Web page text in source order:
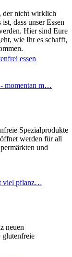
der nicht wirklich
dass unser Essen
Hier sind Eure
wie Ihr es schafft,
essen
momentan m…
Spezialprodukte
werden für all
und
viel pflanz…
neuen
glutenfreie